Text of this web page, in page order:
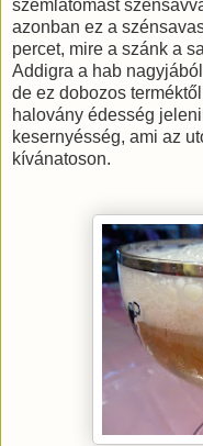
szemlátomást
azonban ez a
percet, mire a szánk a
Addigra a hab
de ez dobozos
halovány édesség
kesernyésség, ami az
kívánatoson.